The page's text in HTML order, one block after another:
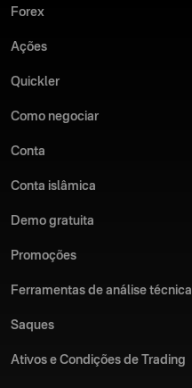
Forex
Ações
Quickler
Como negociar
Conta
Conta islâmica
Demo gratuita
Promoções
Ferramentas de análise técnica
Saques
Ativos e Condições de Trading